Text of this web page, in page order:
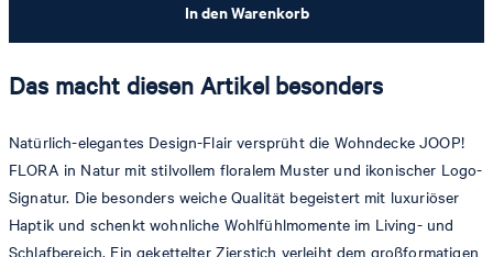
In den Warenkorb
Das macht diesen Artikel besonders
Natürlich-elegantes Design-Flair versprüht die Wohndecke JOOP!
FLORA in Natur mit stilvollem floralem Muster und ikonischer Logo-
Signatur. Die besonders weiche Qualität begeistert mit luxuriöser
Haptik und schenkt wohnliche Wohlfühlmomente im Living- und
Schlafbereich. Ein gekettelter Zierstich verleiht dem großformatigen